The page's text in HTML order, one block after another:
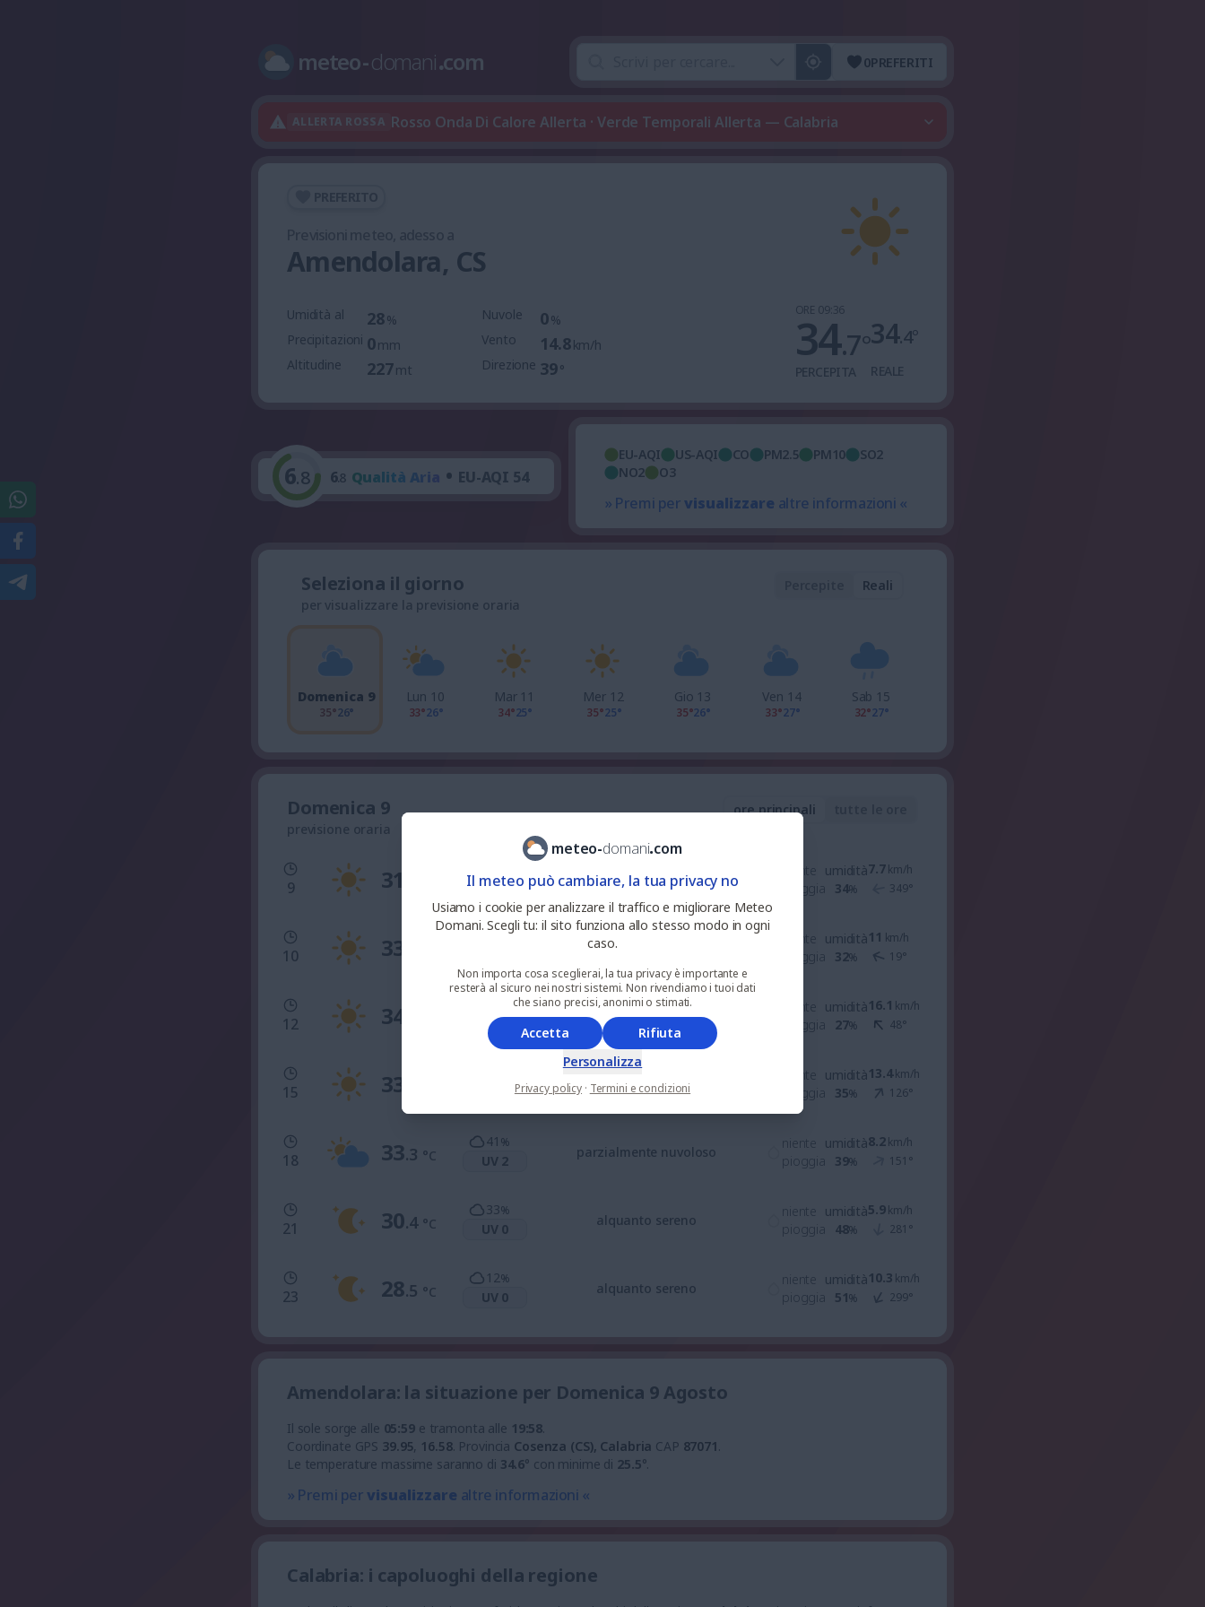
meteo-domani.com 0PREFERITI
ALLERTA ROSSA Rosso Onda Di Calore Allerta · Verde Temporali Allerta — Calabria
Amendolara, CS
Umidità al 28%
Precipitazioni 0mm
Altitudine
227mt
Nuvole 0%
Vento
14.8km/h
Direzione 39°
ORE 09:36
34.7°
PERCEPITA
34.4°
REALE
6.8 6.8 Qualità Aria • EU-AQI 54
EU-AQI US-AQI CO PM2.5 PM10
SO2
NO2
O3
» Premi pervisualizzare altre informazioni «
Seleziona il giorno
per visualizzare la previsione oraria
Reali
Domenica 9
35°26°
Lun 10
33°26°
Mar 11
34°25°
Mer 12
35°25°
Gio 13
35°26°
Ven 14
33°27°
Sab 15
32°27°
Domenica 9
previsione oraria
ore principali
9 31 UV 3
soleggiato
niente
pioggia
umidità
34%
7.7km/h
349°
10 33 soleggiato
niente
pioggia
umidità
32%
11 km/h
19°
12 34 UV 7
soleggiato
niente
pioggia
umidità
27%
16.1 km/h
48°
15 33 soleggiato
niente
pioggia
umidità
35%
13.4km/h
126°
18 33.3 °C
41 %
UV 2
parzialmente nuvoloso
niente
pioggia
umidità
39%
8.2km/h
151 °
21 30.4°C
33%
UV 0
alquanto sereno
niente
pioggia
umidità
48%
5.9km/h
281 °
23 28.5 °C
12%
UV 0
alquanto sereno
niente
pioggia
umidità
51%
10.3 km/h
299°
Amendolara: la situazione per Domenica 9 Agosto
Il sole sorge alle 05:59e tramonta alle 19:58.
Coordinate GPS 39.95, 16.58. Provincia Cosenza (CS), Calabria CAP 87071.
Le temperature massime saranno di 34.6° con minime di 25.5°.
» Premi pervisualizzare altre informazioni «
Calabria: i capoluoghi della regione
meteo-domani.com
Il meteo può cambiare, la tua privacy no
Usiamo i cookie per analizzare il traffico e migliorare Meteo
Domani. Scegli tu: il sito funziona allo stesso modo in ogni
caso.
Non importa cosa sceglierai, la tua privacy è importante e
resterà al sicuro nei nostri sistemi. Non rivendiamo i tuoi dati
che siano precisi, anonimi o stimati.
Accetta
Rifiuta
Personalizza
Privacy policy · Termini e condizioni